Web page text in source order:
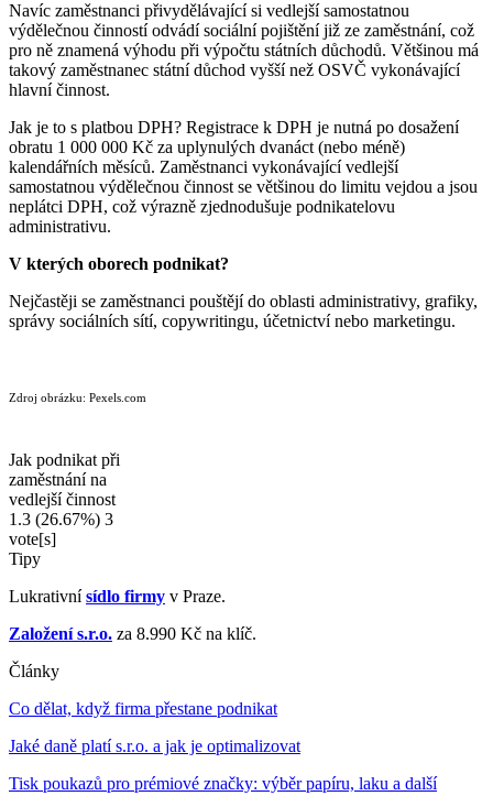
Navíc zaměstnanci přivydělávající si vedlejší samostatnou
výdělečnou činností odvádí sociální pojištění již ze zaměstnání, což
pro ně znamená výhodu při výpočtu státních důchodů. Většinou má
takový zaměstnanec státní důchod vyšší než OSVČ vykonávající
hlavní činnost.
Jak je to s platbou DPH? Registrace k DPH je nutná po dosažení
obratu 1 000 000 Kč za uplynulých dvanáct (nebo méně)
kalendářních měsíců. Zaměstnanci vykonávající vedlejší
samostatnou výdělečnou činnost se většinou do limitu vejdou a jsou
neplátci DPH, což výrazně zjednodušuje podnikatelovu
administrativu.
V kterých oborech podnikat?
Nejčastěji se zaměstnanci pouštějí do oblasti administrativy, grafiky,
správy sociálních sítí, copywritingu, účetnictví nebo marketingu.
Zdroj obrázku: Pexels.com
Jak podnikat při
zaměstnání na
vedlejší činnost
1.3 (26.67%) 3
vote[s]
Tipy
Lukrativnísídlo firmy v Praze.
Založení s.r.o. za 8.990 Kč na klíč.
Články
Co dělat, když firma přestane podnikat
Jaké daně platí s.r.o. a jak je optimalizovat
Tisk poukazů pro prémiové značky: výběr papíru, laku a další